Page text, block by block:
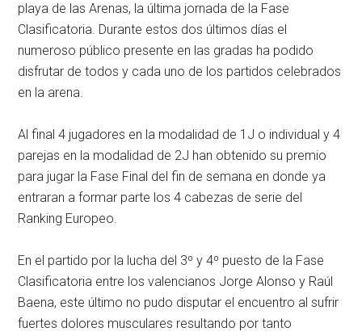
playa de las Arenas, la última jornada de la Fase
Clasificatoria. Durante estos dos últimos días el
numeroso público presente en las gradas ha podido
disfrutar de todos y cada uno de los partidos celebrados
en la arena.
Al final 4 jugadores en la modalidad de 1J o individual y 4
parejas en la modalidad de 2J han obtenido su premio
para jugar la Fase Final del fin de semana en donde ya
entraran a formar parte los 4 cabezas de serie del
Ranking Europeo.
En el partido por la lucha del 3º y 4º puesto de la Fase
Clasificatoria entre los valencianos Jorge Alonso y Raúl
Baena, este último no pudo disputar el encuentro al sufrir
fuertes dolores musculares resultando por tanto